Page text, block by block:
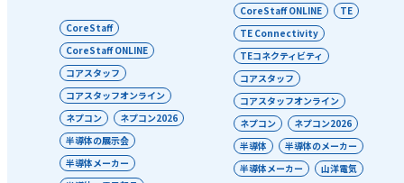
CoreStaff
CoreStaff ONLINE
コアスタッフ
コアスタッフオンライン
ネプコン
ネプコン2026
半導体の展示会
半導体メーカー
CoreStaff ONLINE
TE
TE Connectivity
TEコネクティビティ
コアスタッフ
コアスタッフオンライン
ネプコン
ネプコン2026
半導体
半導体のメーカー
半導体メーカー
山洋電気